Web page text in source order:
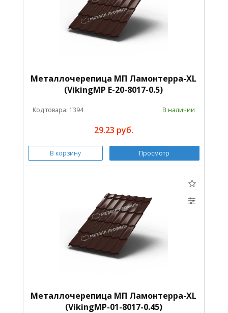
Металлочерепица МП Ламонтерра-XL
(VikingMP E-20-8017-0.5)
Код товара: 1394 В наличии
29.23 руб.
В корзину Просмотр
Металлочерепица МП Ламонтерра-XL
(VikingMP-01-8017-0.45)